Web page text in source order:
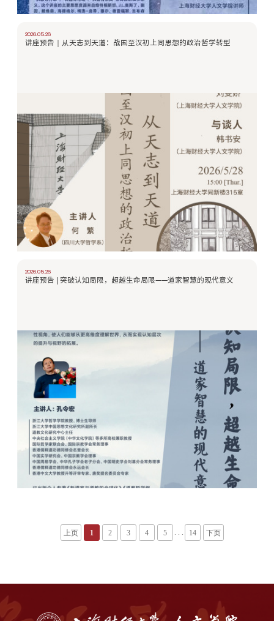
2026.05.26
讲座预告｜从天志到天道：战国至汉初上同思想的政治哲学转型
2026.05.26
讲座预告 | 突破认知局限，超越生命局限——道家智慧的现代意义
上页 1 2 3 4 5 . . . 14 下页